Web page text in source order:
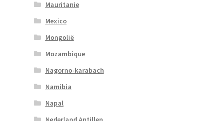
Mauritanie
Mexico
Mongolië
Mozambique
Nagorno-karabach
Namibia
Napal